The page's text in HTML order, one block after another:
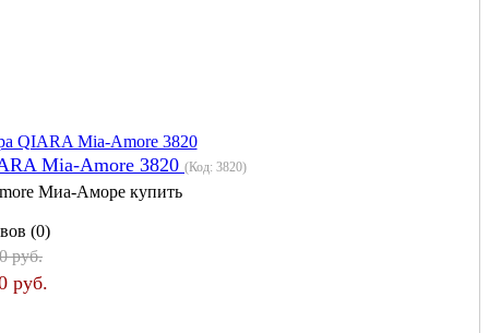
Mia-Amore 3820 (Код: 3820)
Миа-Аморе купить
(0)
руб.
руб.